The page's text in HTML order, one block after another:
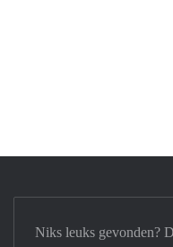
Niks leuks gevonden?